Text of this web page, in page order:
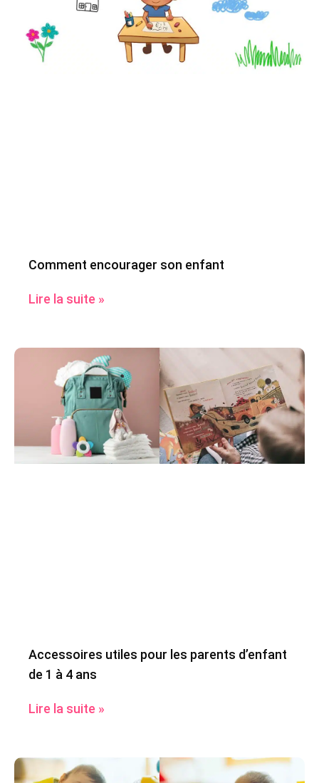
Comment encourager son enfant
Lire la suite »
Accessoires utiles pour les parents d’enfant
de 1 à 4 ans
Lire la suite »